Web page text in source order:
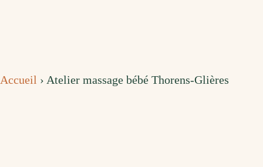
Accueil › Atelier massage bébé Thorens-Glières